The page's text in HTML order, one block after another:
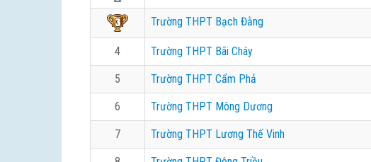
Trường THPT Bạch Đằng
4 Trường THPT Bãi Cháy
5 Trường THPT Cẩm Phả
6 Trường THPT Mông Dương
7 Trường THPT Lương Thế Vinh